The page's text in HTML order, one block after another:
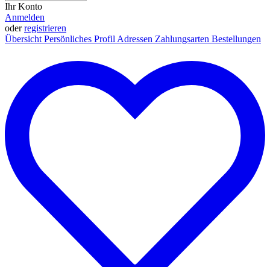
Ihr Konto
Anmelden
oderregistrieren
Übersicht Persönliches Profil Adressen Zahlungsarten Bestellungen